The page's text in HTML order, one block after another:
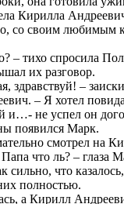
Кирилла
со своим любимым
– тихо спросила
их разговор.
здравствуй! –
– Я хотел
и…- не успел он
появился Марк.
смотрел на
что ль? – глаза
сильно, что
полностью.
а Кирилл